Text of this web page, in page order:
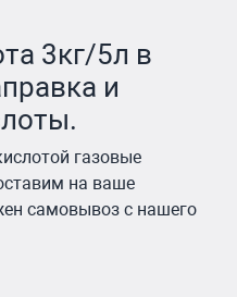
3кг/5л в
и
газовые
на ваше
самовывоз с нашего